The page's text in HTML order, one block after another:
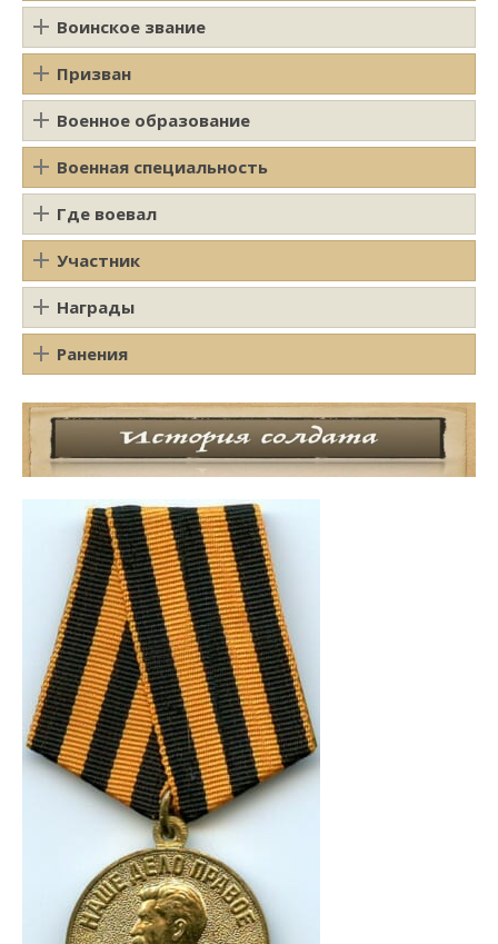
Воинское звание
Призван
Военное образование
Военная специальность
Где воевал
Участник
Награды
Ранения